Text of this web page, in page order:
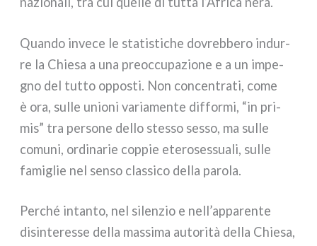
Quando inve­ce le sta­ti­sti­che dovreb­be­ro indur­
re la Chiesa a una pre­oc­cu­pa­zio­ne e a un impe­
gno del tut­to oppo­sti. Non con­cen­tra­ti, come
è ora, sul­le unio­ni varia­men­te dif­for­mi, “in pri­
mis” tra per­so­ne del­lo stes­so ses­so, ma sul­le
comu­ni, ordi­na­rie cop­pie ete­ro­ses­sua­li, sul­le
fami­glie nel sen­so clas­si­co del­la paro­la.
Perché intan­to, nel silen­zio e nell’apparente
disin­te­res­se del­la mas­si­ma auto­ri­tà del­la Chiesa,